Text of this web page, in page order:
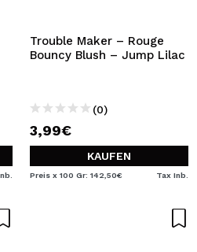
Trouble Maker – Rouge
Bouncy Blush – Jump Lilac
(0)
3,99€
KAUFEN
Preis x 100 Gr: 142,50€ Tax Inb.